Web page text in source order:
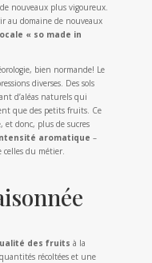
nouveaux plus vigoureux.
au domaine de nouveaux
« so made in
bien normande! Le
diverses. Des sols
d’aléas naturels qui
que des petits fruits. Ce
donc, plus de sucres
aromatique–
celles du métier.
des fruits à la
récoltées et une